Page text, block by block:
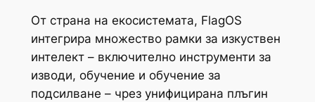
От страна на екосистемата, FlagOS
интегрира множество рамки за изкуствен
интелект – включително инструменти за
изводи, обучение и обучение за
подсилване – чрез унифицирана плъгин